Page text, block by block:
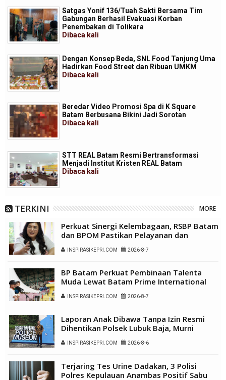
Satgas Yonif 136/Tuah Sakti Bersama Tim
Gabungan Berhasil Evakuasi Korban
Penembakan di Tolikara
Dibaca kali
Dengan Konsep Beda, SNL Food Tanjung Uma
Hadirkan Food Street dan Ribuan UMKM
Dibaca kali
Beredar Video Promosi Spa di K Square
Batam Berbusana Bikini Jadi Sorotan
Dibaca kali
STT REAL Batam Resmi Bertransformasi
Menjadi Institut Kristen REAL Batam
Dibaca kali
TERKINI MORE
Perkuat Sinergi Kelembagaan, RSBP Batam
dan BPOM Pastikan Pelayanan dan
Ketersediaan Obat Aman
INSPIRASIKEPRI.COM 2026-8-7
BP Batam Perkuat Pembinaan Talenta
Muda Lewat Batam Prime International
Grassroot Football Festival 2026
INSPIRASIKEPRI.COM 2026-8-7
Laporan Anak Dibawa Tanpa Izin Resmi
Dihentikan Polsek Lubuk Baja, Murni
Sengketa Hak Asuh
INSPIRASIKEPRI.COM 2026-8-6
Terjaring Tes Urine Dadakan, 3 Polisi
Polres Kepulauan Anambas Positif Sabu